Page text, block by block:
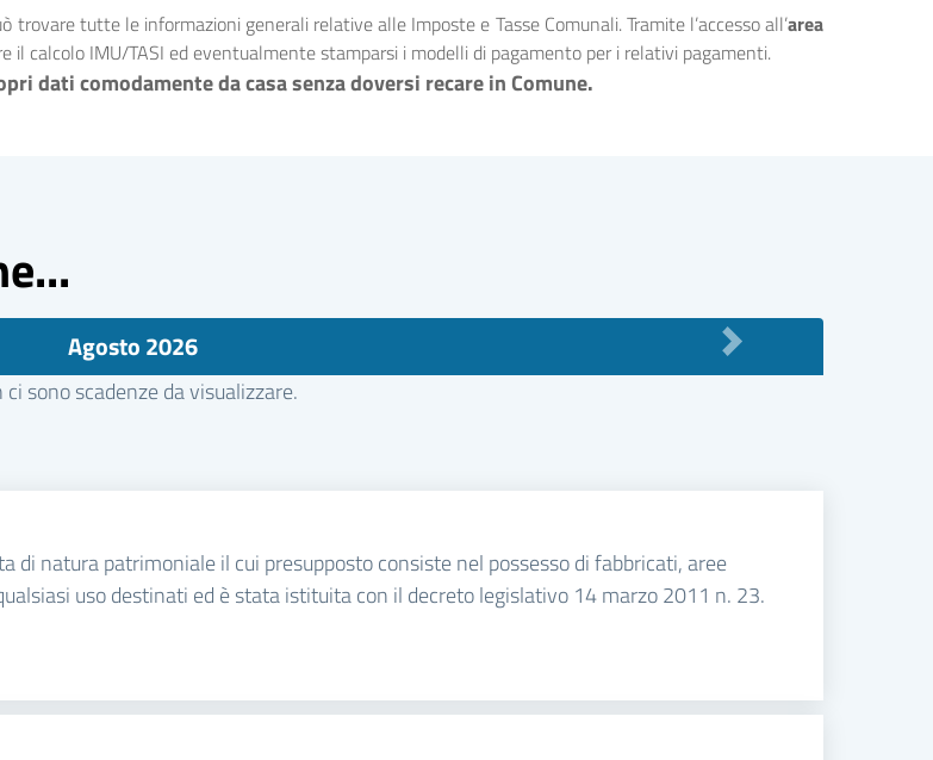
tutte le informazioni generali relative alle Imposte e Tasse Comunali. Tramite l’accesso all’area
il calcolo IMU/TASI ed eventualmente stamparsi i modelli di pagamento per i relativi pagamenti.
dati comodamente da casa senza doversi recare in Comune.
Agosto 2026
ci sono scadenze da visualizzare.
di natura patrimoniale il cui presupposto consiste nel possesso di fabbricati, aree
uso destinati ed è stata istituita con il decreto legislativo 14 marzo 2011 n. 23.